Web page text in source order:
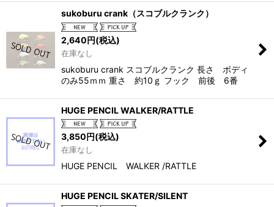
sukoburu crank（スコブルクランク）
2,640円(税込)
在庫なし
sukoburu crank スコブルクランク 長さ ボディ
のみ55ｍｍ 重さ 約10ｇ フック 前後 6番
HUGE PENCIL WALKER/RATTLE
3,850 円(税込)
在庫なし
HUGE PENCIL WALKER /RATTLE
HUGE PENCIL SKATER/SILENT